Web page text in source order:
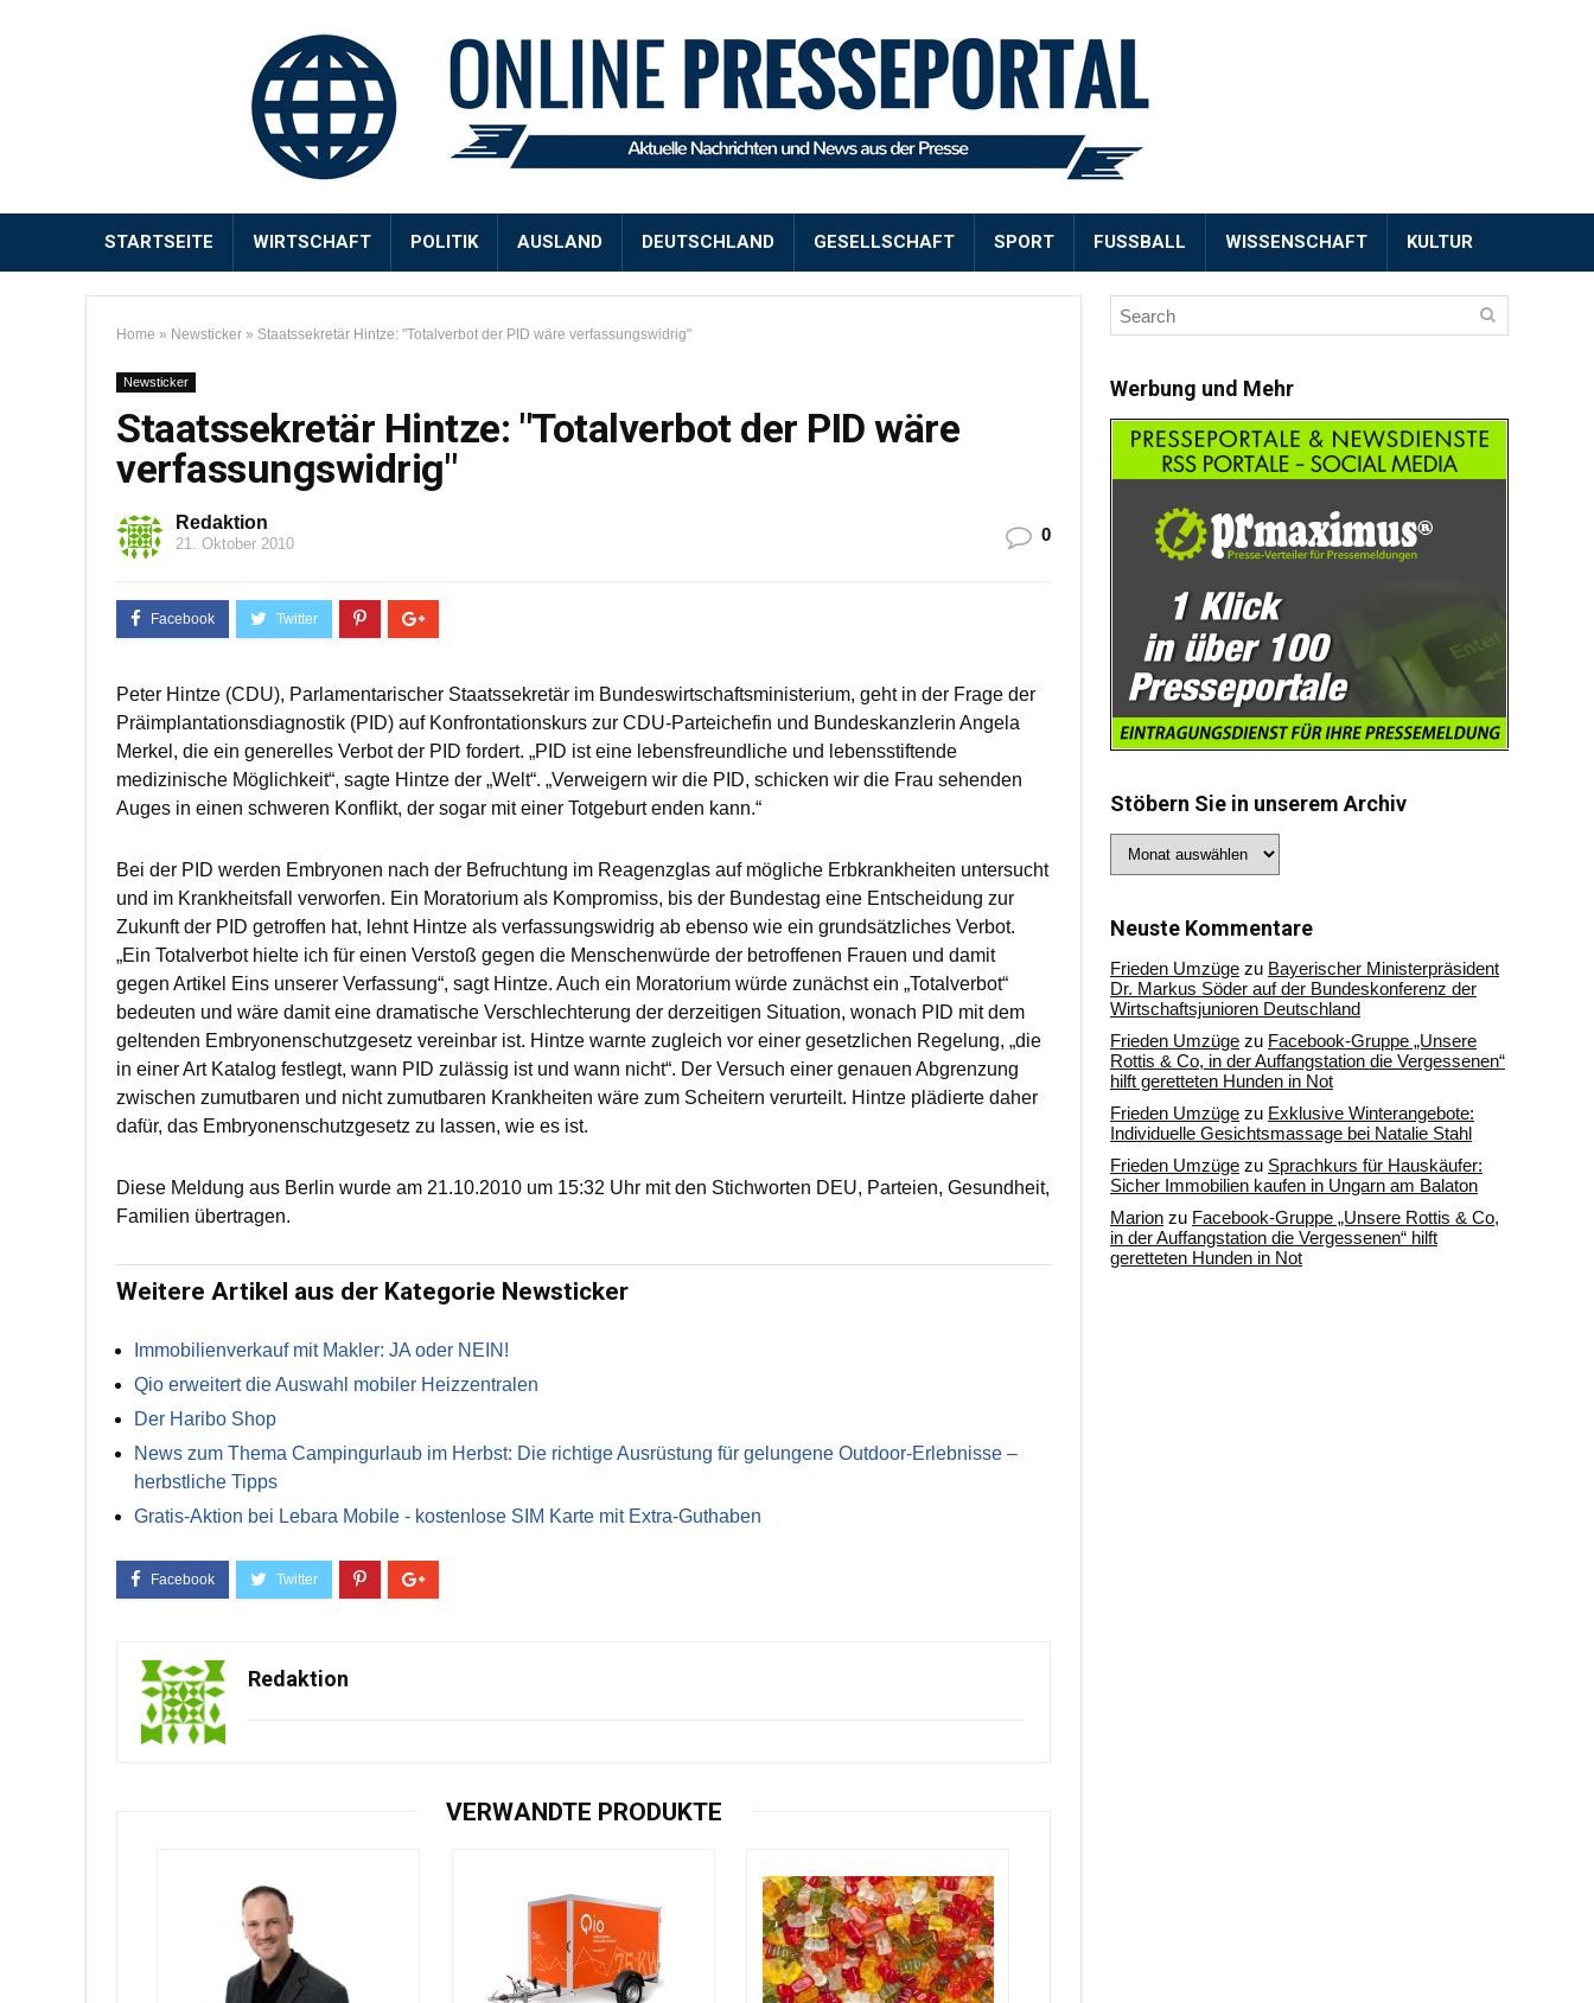
STARTSEITE WIRTSCHAFT POLITIK AUSLAND DEUTSCHLAND GESELLSCHAFT SPORT FUSSBALL WISSENSCHAFT KULTUR
Home » Newsticker » Staatssekretär Hintze: "Totalverbot der PID wäre verfassungswidrig"
Newsticker
Staatssekretär Hintze: "Totalverbot der PID wäre
verfassungswidrig"
Redaktion
21. Oktober 2010 0
Peter Hintze (CDU), Parlamentarischer Staatssekretär im Bundeswirtschaftsministerium, geht in der Frage der
Präimplantationsdiagnostik (PID) auf Konfrontationskurs zur CDU-Parteichefin und Bundeskanzlerin Angela
Merkel, die ein generelles Verbot der PID fordert. „PID ist eine lebensfreundliche und lebensstiftende
medizinische Möglichkeit“, sagte Hintze der „Welt“. „Verweigern wir die PID, schicken wir die Frau sehenden
Auges in einen schweren Konflikt, der sogar mit einer Totgeburt enden kann.“
Bei der PID werden Embryonen nach der Befruchtung im Reagenzglas auf mögliche Erbkrankheiten untersucht
und im Krankheitsfall verworfen. Ein Moratorium als Kompromiss, bis der Bundestag eine Entscheidung zur
Zukunft der PID getroffen hat, lehnt Hintze als verfassungswidrig ab ebenso wie ein grundsätzliches Verbot.
„Ein Totalverbot hielte ich für einen Verstoß gegen die Menschenwürde der betroffenen Frauen und damit
gegen Artikel Eins unserer Verfassung“, sagt Hintze. Auch ein Moratorium würde zunächst ein „Totalverbot“
bedeuten und wäre damit eine dramatische Verschlechterung der derzeitigen Situation, wonach PID mit dem
geltenden Embryonenschutzgesetz vereinbar ist. Hintze warnte zugleich vor einer gesetzlichen Regelung, „die
in einer Art Katalog festlegt, wann PID zulässig ist und wann nicht“. Der Versuch einer genauen Abgrenzung
zwischen zumutbaren und nicht zumutbaren Krankheiten wäre zum Scheitern verurteilt. Hintze plädierte daher
dafür, das Embryonenschutzgesetz zu lassen, wie es ist.
Diese Meldung aus Berlin wurde am 21.10.2010 um 15:32 Uhr mit den Stichworten DEU, Parteien, Gesundheit,
Familien übertragen.
Weitere Artikel aus der Kategorie Newsticker
Immobilienverkauf mit Makler: JA oder NEIN!
Qio erweitert die Auswahl mobiler Heizzentralen
Der Haribo Shop
News zum Thema Campingurlaub im Herbst: Die richtige Ausrüstung für gelungene Outdoor-Erlebnisse –
herbstliche Tipps
Gratis-Aktion bei Lebara Mobile - kostenlose SIM Karte mit Extra-Guthaben
Redaktion
VERWANDTE PRODUKTE
Werbung und Mehr
Stöbern Sie in unserem Archiv
Sie
Archiv
Neuste Kommentare
Frieden Umzüge zu Bayerischer Ministerpräsident
Dr. Markus Söder auf der Bundeskonferenz der
Wirtschaftsjunioren Deutschland
Frieden Umzüge zu Facebook-Gruppe „Unsere
Rottis & Co, in der Auffangstation die Vergessenen“
hilft geretteten Hunden in Not
Frieden Umzüge zu Exklusive Winterangebote:
Individuelle Gesichtsmassage bei Natalie Stahl
Frieden Umzüge zu Sprachkurs für Hauskäufer:
Sicher Immobilien kaufen in Ungarn am Balaton
Marion zu Facebook-Gruppe „Unsere Rottis & Co,
in der Auffangstation die Vergessenen“ hilft
geretteten Hunden in Not